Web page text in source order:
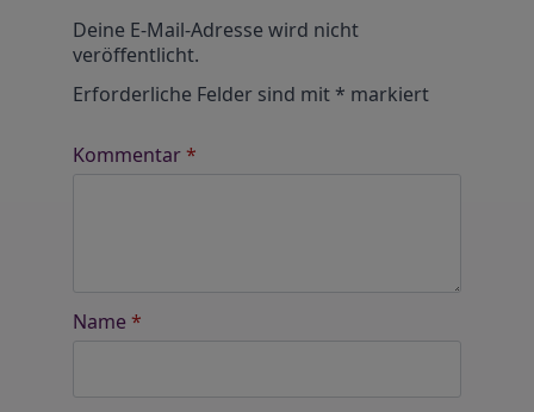
Deine E-Mail-Adresse wird nicht
veröffentlicht.
Erforderliche Felder sind mit * markiert
Kommentar*
Name *